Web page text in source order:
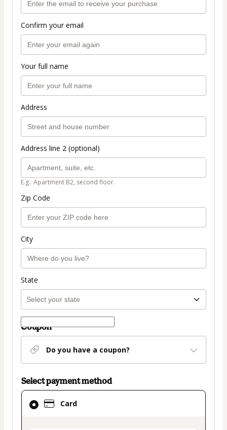
Confirm your email
Your full name
Address
Address line 2 (optional)
E.g.: Apartment B2, second floor.
Zip Code
City
State
Coupon
Do you have a coupon?
Select payment method
Card
Card
selected